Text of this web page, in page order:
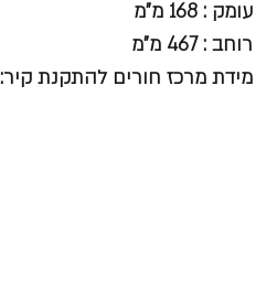
עומק : 168 מ"מ
רוחב : 467 מ"מ
מידת מרכז חורים להתקנת קיר: VESA 400X300